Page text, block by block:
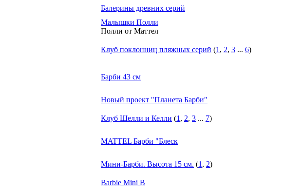
Балерины древних серий
Малышки Полли
Полли от Маттел
Клуб поклонниц пляжных серий (1 , 2, 3 ... 6)
Барби 43 см
Новый проект "Планета Барби"
Клуб Шелли и Келли (1 , 2, 3 ... 7)
MATTEL Барби "Блеск
Мини-Барби. Высота 15 см. (1 , 2)
Barbie Mini B